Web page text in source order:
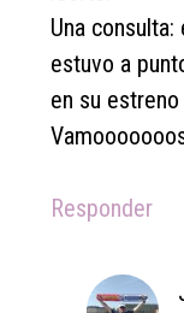
Una
estuvo a
en su
Responder